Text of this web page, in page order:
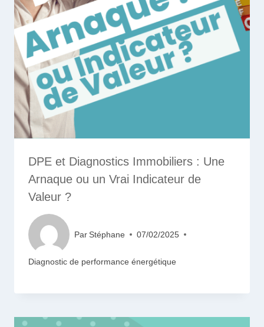
DPE et Diagnostics Immobiliers : Une
Arnaque ou un Vrai Indicateur de
Valeur ?
Par Stéphane 07/02/2025
Diagnostic de performance énergétique